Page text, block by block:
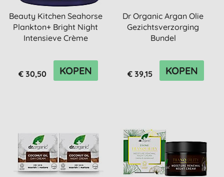
Beauty Kitchen Seahorse
Plankton+ Bright Night
Intensieve Crème
€ 30,50 KOPEN
Dr Organic Argan Olie
Gezichtsverzorging
Bundel
€ 39,15 KOPEN